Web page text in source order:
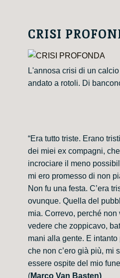
CRISI
L'annosa crisi di un
andato a rotoli. Di
“Era tutto triste. Erano
dei miei ex compagni,
incrociare il meno
mi ero promesso di non
Non fu una festa. C’era
ovunque. Quella del
mia. Correvo, perché non
vedere che zoppicavo,
mani alla gente. E intanto
che non c’ero già più, mi
essere ospite del mio
(Marco Van Basten)